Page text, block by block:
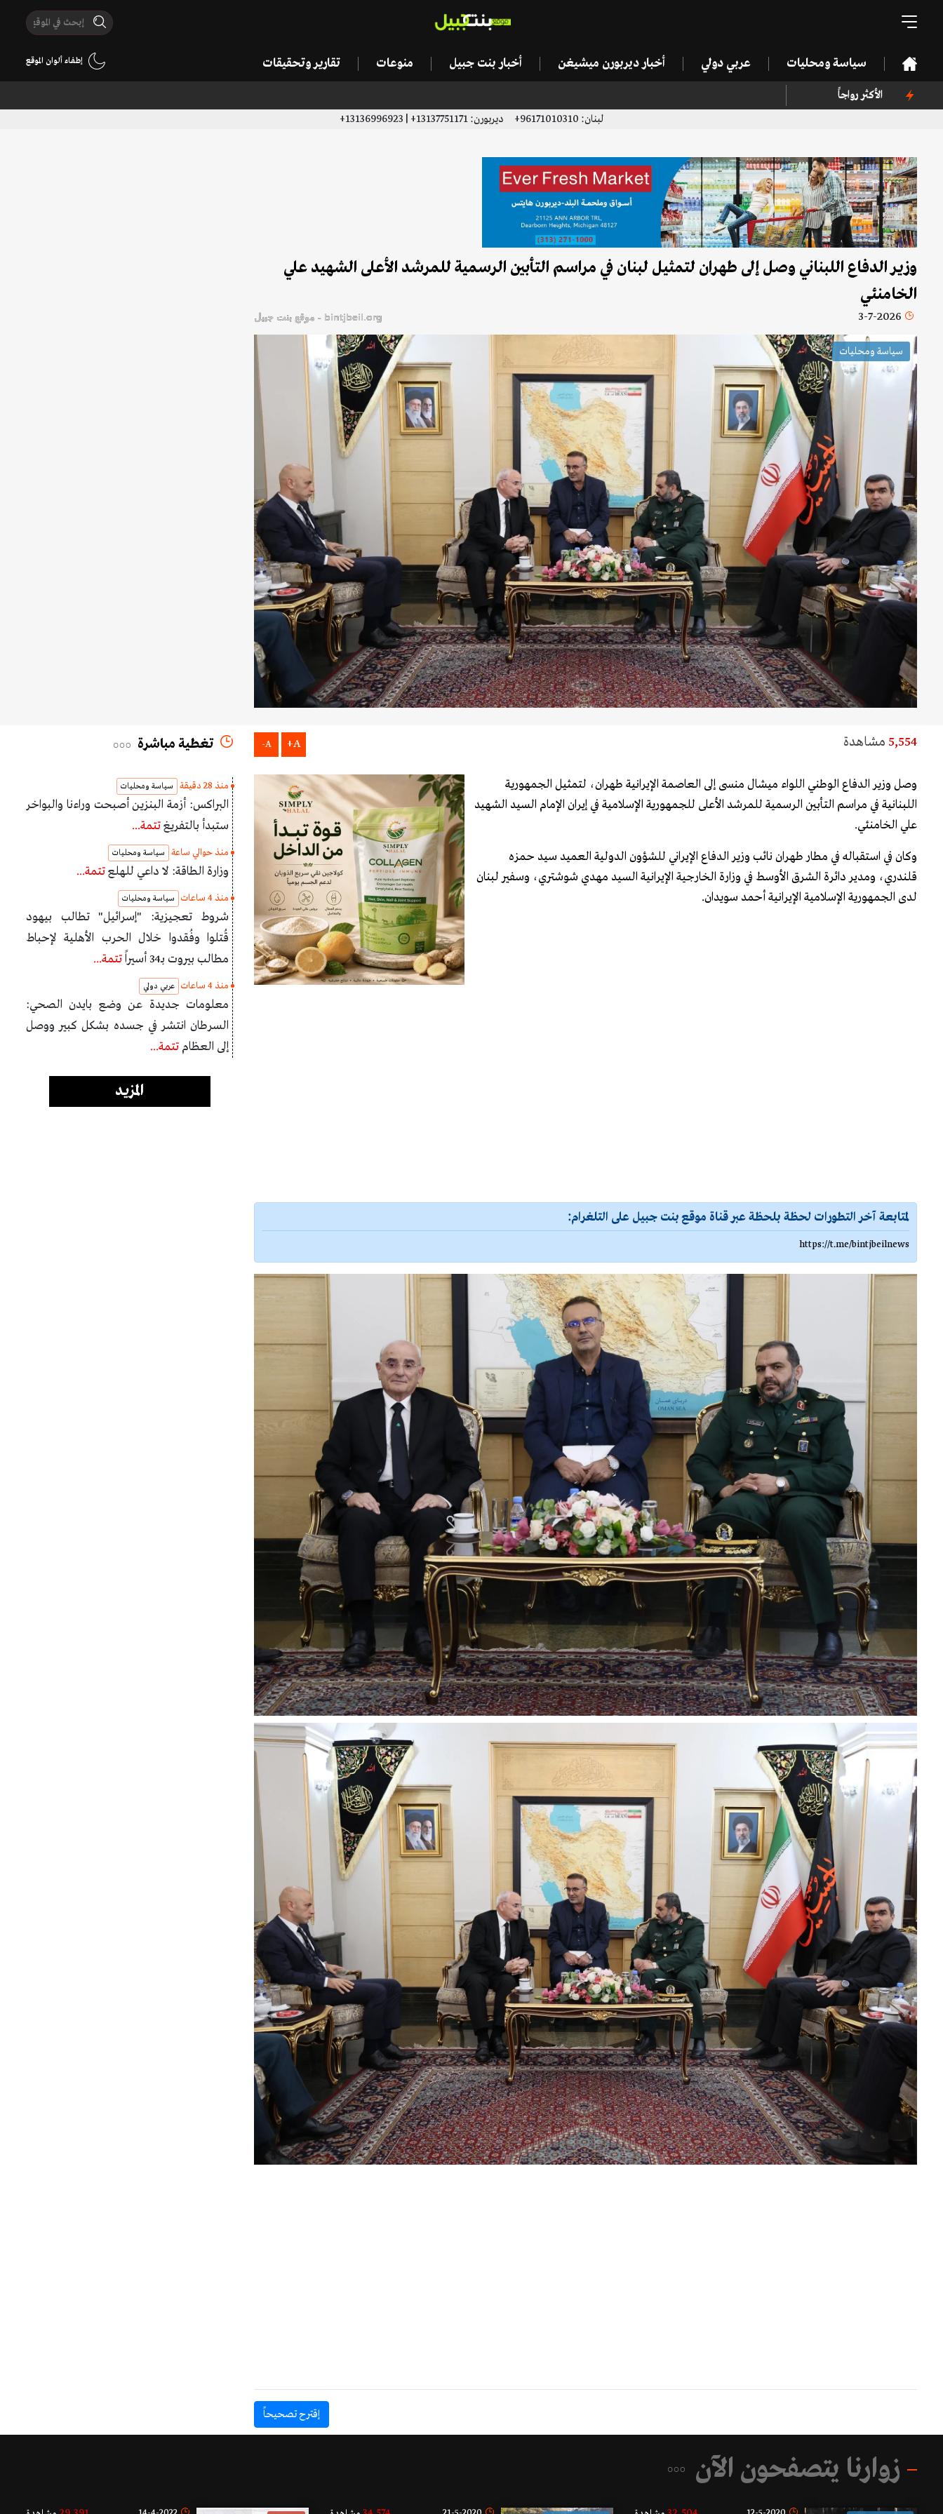
سياسة ومحليات عربي دولي أخبار ديربورن ميشيغن أخبار بنت جبيل منوعات تقارير وتحقيقات إطفاء ألوان الموقع
الأكثر رواجاً
لبنان: 96171010310+ ديربورن: 13137751171+ | 13136996923+
وزير الدفاع اللبناني وصل إلى طهران لتمثيل لبنان في مراسم التأبين الرسمية للمرشد الأعلى الشهيد علي
الخامنئي
3-7-2026 bintjbeil.org - موقع بنت جبيل
سياسة ومحليات
5,554 مشاهدة A+
A-
وصل وزير الدفاع الوطني اللواء ميشال منسى إلى العاصمة الإيرانية طهران، لتمثيل الجمهورية
اللبنانية في مراسم التأبين الرسمية للمرشد الأعلى للجمهورية الإسلامية في إيران الإمام السيد الشهيد
علي الخامنئي.
وكان في استقباله في مطار طهران نائب وزير الدفاع الإيراني للشؤون الدولية العميد سيد حمزه
قلندري، ومدير دائرة الشرق الأوسط في وزارة الخارجية الإيرانية السيد مهدي شوشتري، وسفير لبنان
لدى الجمهورية الإسلامية الإيرانية أحمد سويدان.
لمتابعة آخر التطورات لحظة بلحظة عبر قناة موقع بنت جبيل على التلغرام:
https://t.me/bintjbeilnews
إقترح تصحيحاً
تغطية مباشرة
منذ 28 دقيقة سياسة ومحليات
البراكس: أزمة البنزين أصبحت وراءنا والبواخر
ستبدأ بالتفريغتتمة...
منذ حوالي ساعة سياسة ومحليات
وزارة الطاقة: لا داعي للهلعتتمة...
منذ 4 ساعات سياسة ومحليات
شروط تعجيزية: "إسرائيل" تطالب بيهود
قُتلوا وفُقدوا خلال الحرب الأهلية لإحباط
مطالب بيروت بـ34 أسيراً
تتمة...
منذ 4 ساعات عربي دولي
معلومات جديدة عن وضع بايدن الصحي:
السرطان انتشر في جسده بشكل كبير ووصل
إلى العظام تتمة...
المزيد
زوارنا يتصفحون الآن